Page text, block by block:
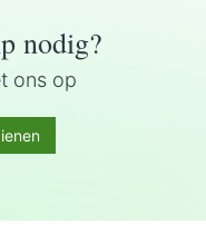
nodig?
ons op